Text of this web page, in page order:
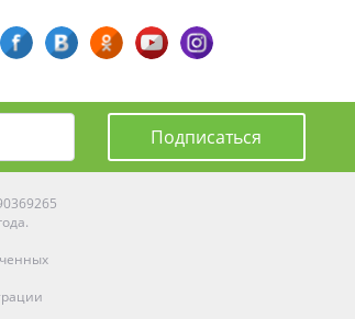
Подписаться